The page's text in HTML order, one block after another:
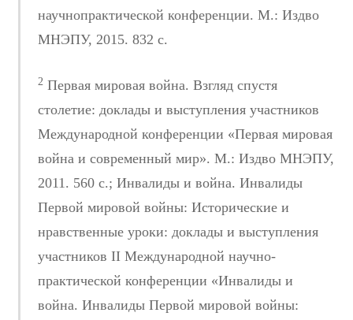
научно­практической конференции. М.: Изд­во
МНЭПУ, 2015. 832 с.
2 Первая мировая война. Взгляд спустя
столетие: доклады и выступления участников
Международной конференции «Первая мировая
война и современный мир». М.: Изд­во МНЭПУ,
2011. 560 с.; Инвалиды и война. Инвалиды
Первой мировой войны: Исторические и
нравственные уроки: доклады и выступления
участников II Международной научно­
практической конференции «Инвалиды и
война. Инвалиды Первой мировой войны: